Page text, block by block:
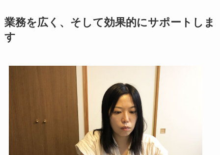
業務を広く、そして効果的にサポートしま
す